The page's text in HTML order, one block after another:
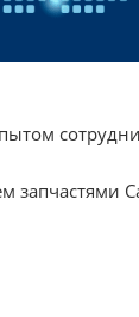
запчастями